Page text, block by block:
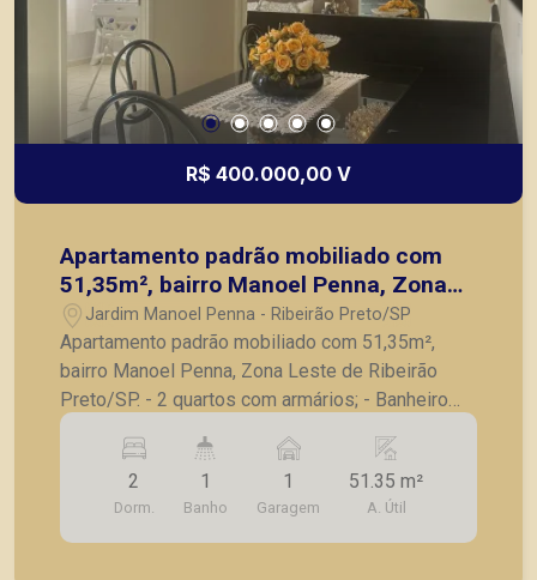
R$ 400.000,00 V
Apartamento padrão mobiliado com
51,35m², bairro Manoel Penna, Zona
Leste de Ribeirão Preto/SP.
Jardim Manoel Penna - Ribeirão Preto/SP
Apartamento padrão mobiliado com 51,35m²,
bairro Manoel Penna, Zona Leste de Ribeirão
Preto/SP. - 2 quartos com armários; - Banheiro
social com blindex; - Sala para 2 ambientes; -
Cozinha com armários; - Área de serviço; - 1 vaga
de garagem. * Fogão de indução Fisher; *
Geladeira Panasonic Preta; * Máquina lava e seca
Samsung; * Micro-ondas Electrolux; * Forno
2
Dorm.
1
Banho
1
Garagem
51.35 m²
A. Útil